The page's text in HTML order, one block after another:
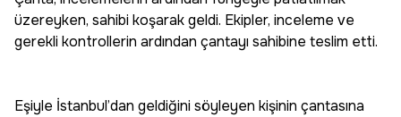
üzereyken, sahibi koşarak geldi. Ekipler, inceleme ve
gerekli kontrollerin ardından çantayı sahibine teslim etti.
Eşiyle İstanbul’dan geldiğini söyleyen kişinin çantasına